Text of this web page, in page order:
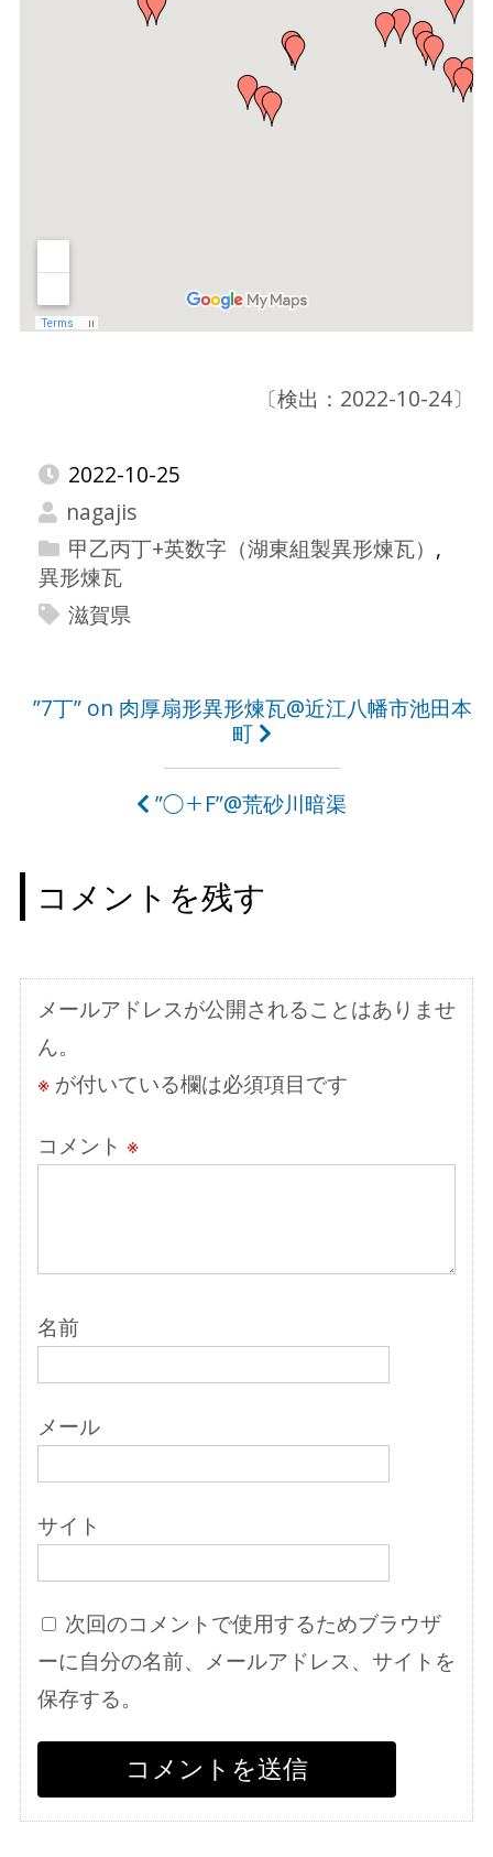
〔検出：2022-10-24〕
2022-10-25
nagajis
甲乙丙丁+英数字（湖東組製異形煉瓦） ,
異形煉瓦
滋賀県
投
ゲ
ー
ョ
ン
”7丁” on 肉厚扇形異形煉瓦@近江八幡市池田本
町
”◯＋F”@荒砂川暗渠
コメントを残す
メールアドレスが公開されることはありませ
ん。
※が付いている欄は必須項目です
コメント ※
名前
メール
サイト
次回のコメントで使用するためブラウザ
ーに自分の名前、メールアドレス、サイトを
保存する。